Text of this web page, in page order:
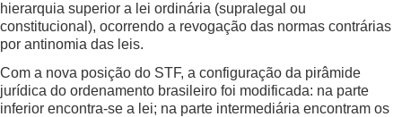
hierarquia superior a lei ordinária (supralegal ou
constitucional), ocorrendo a revogação das normas contrárias
por antinomia das leis.
Com a nova posição do STF, a configuração da pirâmide
jurídica do ordenamento brasileiro foi modificada: na parte
inferior encontra-se a lei; na parte intermediária encontram os